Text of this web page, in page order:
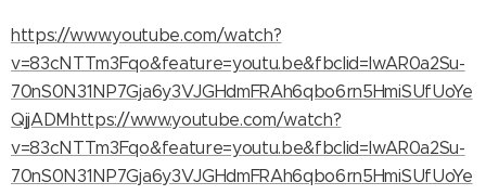
https://www.youtube.com/watch?
v=83cNTTm3Fqo&feature=youtu.be&fbclid=IwAR0a2Su-
70nS0N31NP7Gja6y3VJGHdmFRAh6qbo6rn5HmiSUfUoYe
QjjADMhttps://www.youtube.com/watch?
v=83cNTTm3Fqo&feature=youtu.be&fbclid=IwAR0a2Su-
70nS0N31NP7Gja6y3VJGHdmFRAh6qbo6rn5HmiSUfUoYe